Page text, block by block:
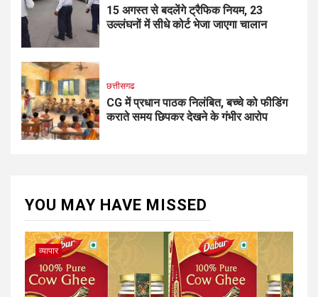
15 अगस्त से बदलेंगे ट्रैफिक नियम, 23
उल्लंघनों में सीधे कोर्ट भेजा जाएगा चालान
छत्तीसगढ
CG में प्रधान पाठक निलंबित, बच्चे को फीडिंग
कराते समय छिपकर देखने के गंभीर आरोप
YOU MAY HAVE MISSED
व्यापार